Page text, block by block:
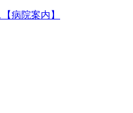
病院案内】